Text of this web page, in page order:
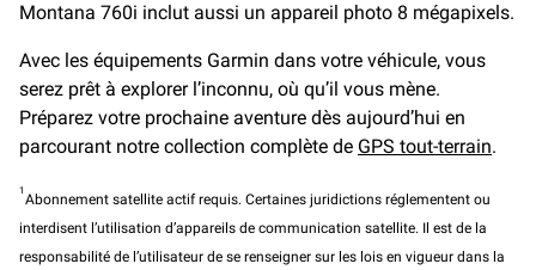
Montana 760i inclut aussi un appareil photo 8 mégapixels.
Avec les équipements Garmin dans votre véhicule, vous
serez prêt à explorer l’inconnu, où qu’il vous mène.
Préparez votre prochaine aventure dès aujourd’hui en
parcourant notre collection complète de GPS tout-terrain.
1
Abonnement satellite actif requis. Certaines juridictions réglementent ou
interdisent l’utilisation d’appareils de communication satellite. Il est de la
responsabilité de l’utilisateur de se renseigner sur les lois en vigueur dans la